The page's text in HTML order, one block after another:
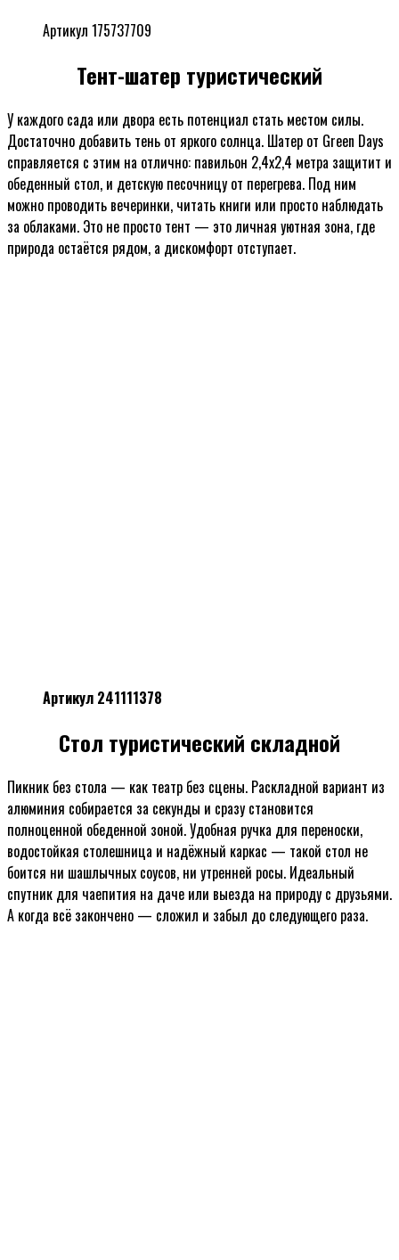
Артикул 175737709
Тент-шатер туристический
У каждого сада или двора есть потенциал стать местом силы.
Достаточно добавить тень от яркого солнца. Шатер от Green Days
справляется с этим на отлично: павильон 2,4х2,4 метра защитит и
обеденный стол, и детскую песочницу от перегрева. Под ним
можно проводить вечеринки, читать книги или просто наблюдать
за облаками. Это не просто тент — это личная уютная зона, где
природа остаётся рядом, а дискомфорт отступает.
Артикул 241111378
Стол туристический складной
Пикник без стола — как театр без сцены. Раскладной вариант из
алюминия собирается за секунды и сразу становится
полноценной обеденной зоной. Удобная ручка для переноски,
водостойкая столешница и надёжный каркас — такой стол не
боится ни шашлычных соусов, ни утренней росы. Идеальный
спутник для чаепития на даче или выезда на природу с друзьями.
А когда всё закончено — сложил и забыл до следующего раза.